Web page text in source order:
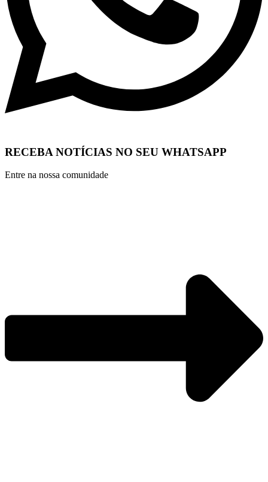
RECEBA NOTÍCIAS NO SEU WHATSAPP
Entre na nossa comunidade